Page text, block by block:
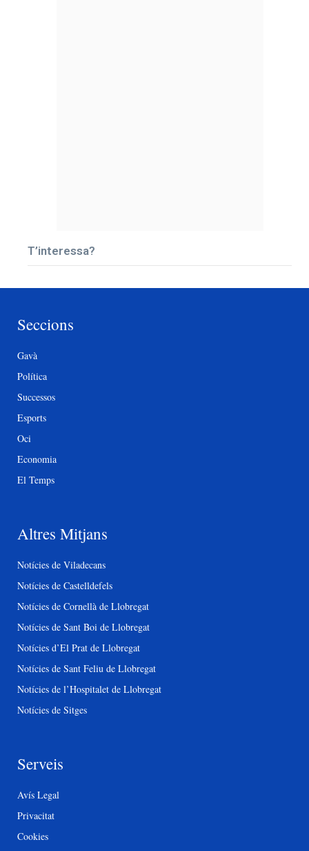
T’interessa?
Seccions
Gavà
Política
Successos
Esports
Oci
Economia
El Temps
Altres Mitjans
Notícies de Viladecans
Notícies de Castelldefels
Notícies de Cornellà de Llobregat
Notícies de Sant Boi de Llobregat
Notícies d’El Prat de Llobregat
Notícies de Sant Feliu de Llobregat
Notícies de l’Hospitalet de Llobregat
Notícies de Sitges
Serveis
Avís Legal
Privacitat
Cookies